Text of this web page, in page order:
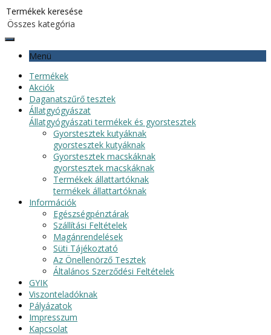
Menü
Termékek
Akciók
Daganatszűrő tesztek
Állatgyógyászat
Állatgyógyászati termékek és gyorstesztek
Gyorstesztek kutyáknak
gyorstesztek kutyáknak
Gyorstesztek macskáknak
gyorstesztek macskáknak
Termékek állattartóknak
termékek állattartóknak
Információk
Egészségpénztárak
Szállítási Feltételek
Magánrendelések
Süti Tájékoztató
Az Önellenörző Tesztek
Általános Szerződési Feltételek
GYIK
Viszonteladóknak
Pályázatok
Impresszum
Kapcsolat